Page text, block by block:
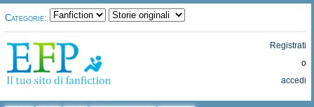
Categorie:
Registrati
o
accedi